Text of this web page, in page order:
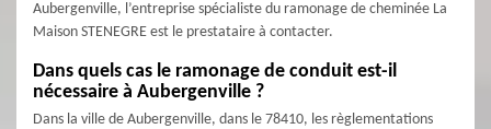
Aubergenville, l’entreprise spécialiste du ramonage de cheminée La
Maison STENEGRE est le prestataire à contacter.
Dans quels cas le ramonage de conduit est-il
nécessaire à Aubergenville ?
Dans la ville de Aubergenville, dans le 78410, les règlementations